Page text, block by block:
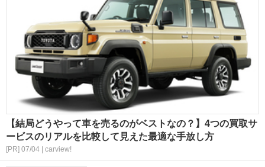
【結局どうやって車を売るのがベストなの？】4つの買取サ
ービスのリアルを比較して見えた最適な手放し方
[PR] 07/04 | carview!